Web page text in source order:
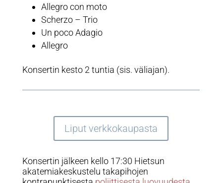
Allegro con moto
Scherzo – Trio
Un poco Adagio
Allegro
Konsertin kesto 2 tuntia (sis. väliajan).
Liput verkkokaupasta
Konsertin jälkeen kello 17:30 Hietsun
akatemiakeskustelu takapihojen